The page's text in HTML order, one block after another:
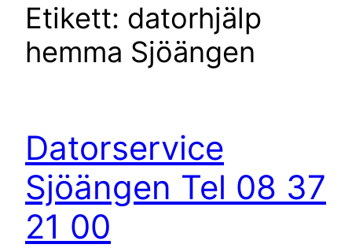
Etikett: datorhjälp
hemma Sjöängen
Datorservice
Sjöängen Tel 08 37
21 00